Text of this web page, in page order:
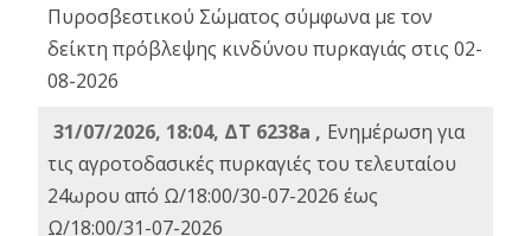
Πυροσβεστικού Σώματος σύμφωνα με τον
δείκτη πρόβλεψης κινδύνου πυρκαγιάς στις 02-
08-2026
31/07/2026, 18:04, ΔΤ 6238a , Ενημέρωση για
τις αγροτοδασικές πυρκαγιές του τελευταίου
24ωρου από Ω/18:00/30-07-2026 έως
Ω/18:00/31-07-2026